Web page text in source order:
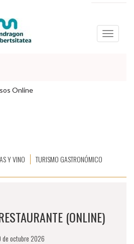
Online
DE LA
Y VINO
TURISMO GASTRONÓMICO
(ONLINE)
de octubre 2026